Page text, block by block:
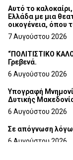
Αυτό το
Ελλάδα με μια
7 Αυγούστου 2026
“ΠΟΛΙΤΙΣΤΙΚΟ
Γρεβενά.
6 Αυγούστου 2026
Υπογραφή
Δυτικής
6 Αυγούστου 2026
Σε απόγνωση
6 Αυγούστου 2026